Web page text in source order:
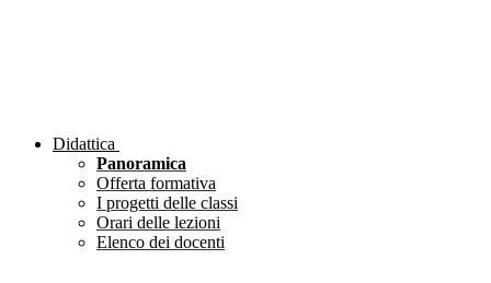
Didattica
Panoramica
Offerta formativa
I progetti delle classi
Orari delle lezioni
Elenco dei docenti